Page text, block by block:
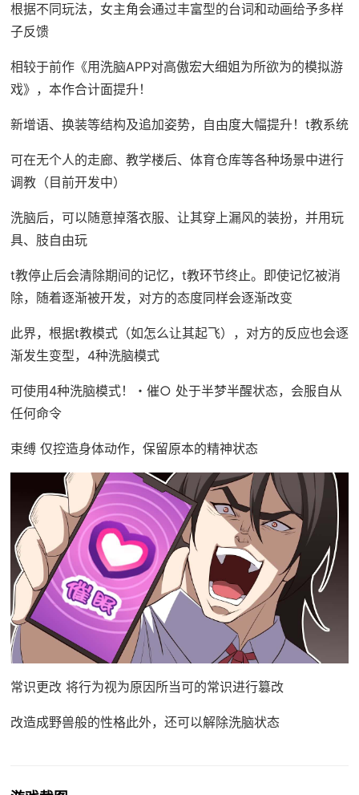
根据不同玩法，女主角会通过丰富型的台词和动画给予多样
子反馈
相较于前作《用洗脑APP对高傲宏大细姐为所欲为的模拟游
戏》，本作合计面提升！
新增语、换装等结构及追加姿势，自由度大幅提升！t教系统
可在无个人的走廊、教学楼后、体育仓库等各种场景中进行
调教（目前开发中）
洗脑后，可以随意掉落衣服、让其穿上漏风的装扮，并用玩
具、肢自由玩
t教停止后会清除期间的记忆，t教环节终止。即使记忆被消
除，随着逐渐被开发，对方的态度同样会逐渐改变
此界，根据t教模式（如怎么让其起飞），对方的反应也会逐
渐发生变型，4种洗脑模式
可使用4种洗脑模式！・催○ 处于半梦半醒状态，会服自从
任何命令
束缚 仅控造身体动作，保留原本的精神状态
常识更改 将行为视为原因所当可的常识进行篡改
改造成野兽般的性格此外，还可以解除洗脑状态